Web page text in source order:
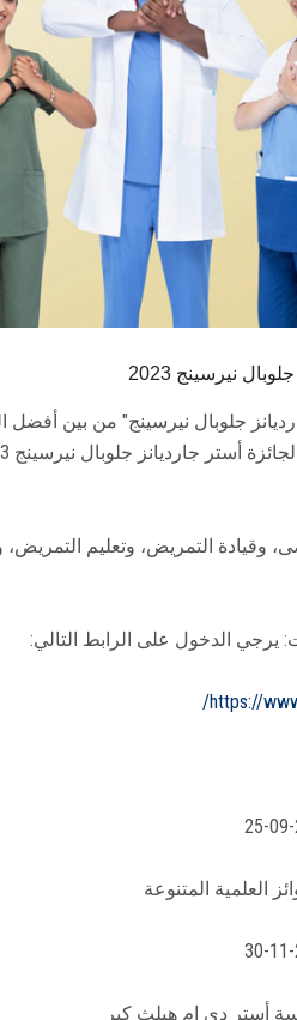
نيرسينج 2023
جلوبال نيرسينج" من بين أفضل
التمريض، وتعليم التمريض،
يرجي الدخول على الرابط التالي:
https://
العلمية المتنوعة
أستر دي إم هيلث كير